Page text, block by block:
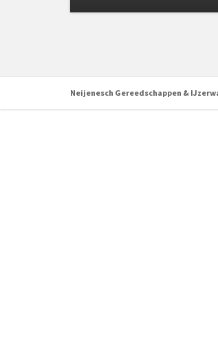
Neijenesch Gereedschappen &